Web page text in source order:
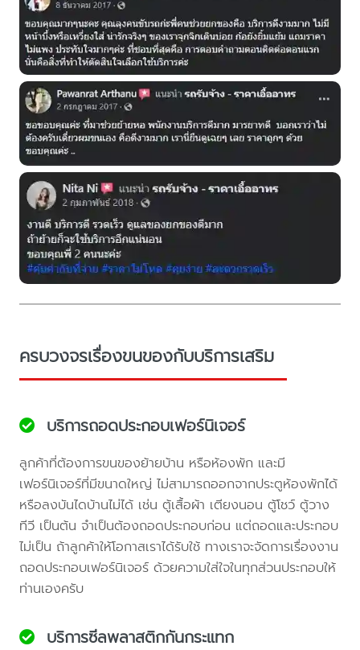
ครบวงจรเรื่องขนของกับบริการเสริม
บริการถอดประกอบเฟอร์นิเจอร์
ลูกค้าที่ต้องการขนของย้ายบ้าน หรือห้องพัก และมี
เฟอร์นิเจอร์ที่มีขนาดใหญ่ ไม่สามารถออกจากประตูห้องพักได้
หรือลงบันไดบ้านไม่ได้ เช่น ตู้เสื้อผ้า เตียงนอน ตู้โชว์ ตู้วาง
ทีวี เป็นต้น จำเป็นต้องถอดประกอบก่อน แต่ถอดและประกอบ
ไม่เป็น ถ้าลูกค้าให้โอกาสเราได้รับใช้ ทางเราจะจัดการเรื่องงาน
ถอดประกอบเฟอร์นิเจอร์ ด้วยความใส่ใจในทุกส่วนประกอบให้
ท่านเองครับ
บริการซีลพลาสติกกันกระแทก